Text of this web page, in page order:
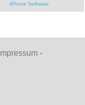
iPhone Software
Impressum -